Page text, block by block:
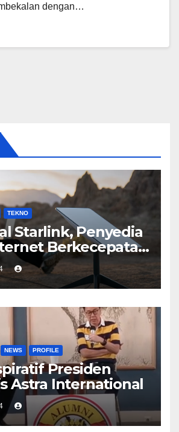
dengan…
TEKNO
Starlink, Penyedia
Berkecepatan
NEWS PROFILE
Presiden
Astra International